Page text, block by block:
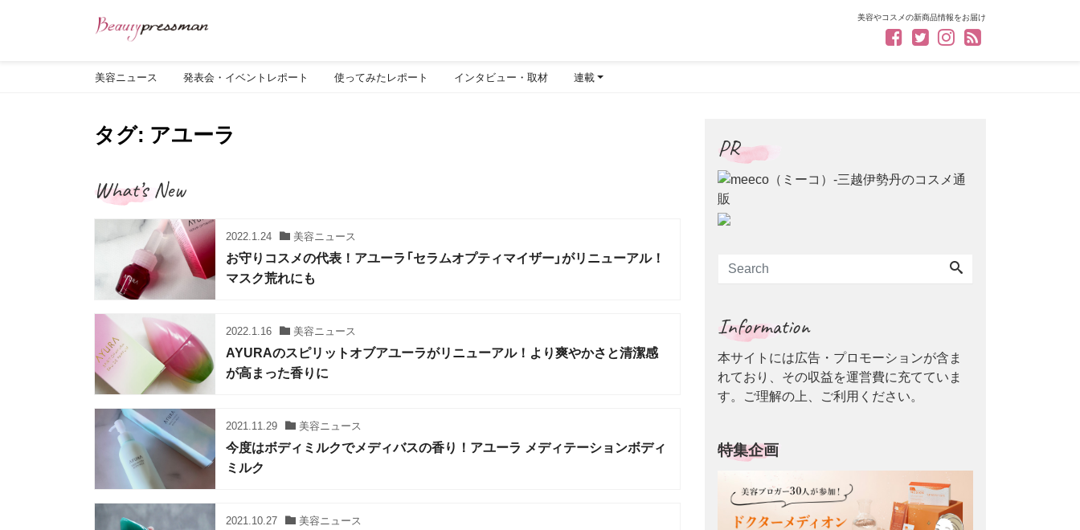
美容やコスメの新商品情報をお届け
美容ニュース 発表会・イベントレポート 使ってみたレポート インタビュー・取材 連載
タグ: アユーラ
What’s New
2022.1.24 美容ニュース
お守りコスメの代表！アユーラ「セラムオプティマイザー」がリニューアル！
マスク荒れにも
2022.1.16 美容ニュース
AYURAのスピリットオブアユーラがリニューアル！より爽やかさと清潔感
が高まった香りに
2021.11.29 美容ニュース
今度はボディミルクでメディバスの香り！アユーラ メディテーションボディ
ミルク
2021.10.27 美容ニュース
PR
Information
本サイトには広告・プロモーションが含ま
れており、その収益を運営費に充てていま
す。ご理解の上、ご利用ください。
特集企画